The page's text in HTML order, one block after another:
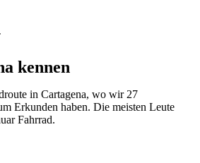
kennen
in Cartagena, wo wir 27
Erkunden haben. Die meisten Leute
Fahrrad.